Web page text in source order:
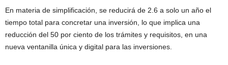
En materia de simplificación, se reducirá de 2.6 a solo un año el
tiempo total para concretar una inversión, lo que implica una
reducción del 50 por ciento de los trámites y requisitos, en una
nueva ventanilla única y digital para las inversiones.